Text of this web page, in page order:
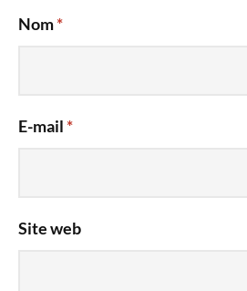
Nom*
E-mail *
Site web